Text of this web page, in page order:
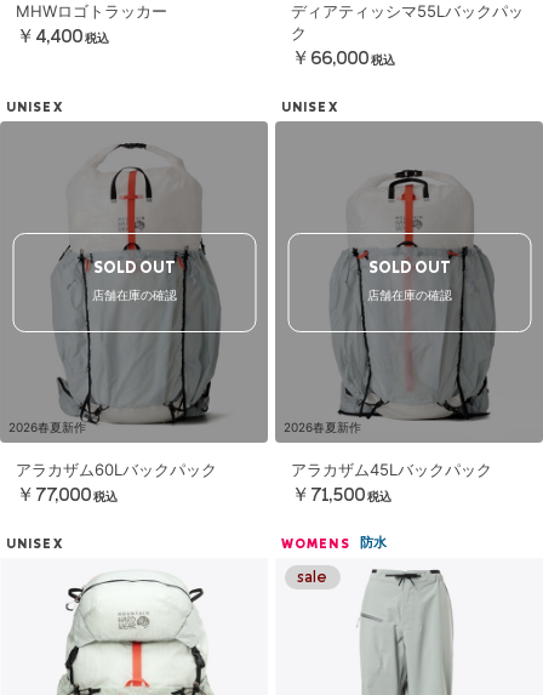
MHWロゴトラッカー
￥4,400 税込
ディアティッシマ55Lバックパッ
ク
￥66,000 税込
UNISEX
2026春夏新作
SOLD OUT
店舗在庫の確認
アラカザム60Lバックパック
￥77,000 税込
UNISEX
2026春夏新作
SOLD OUT
店舗在庫の確認
アラカザム45Lバックパック
￥71,500 税込
UNISEX WOMENS 防水